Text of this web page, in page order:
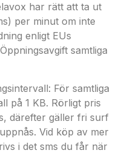
har rätt att ta ut
per minut om inte
enligt EUs
samtliga
För samtliga
på 1 KB. Rörligt pris
därefter gäller fri surf
Vid köp av mer
i det sms du får när